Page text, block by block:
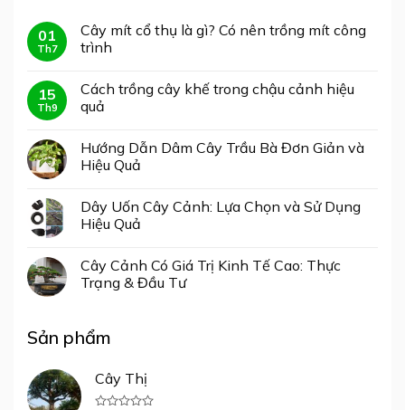
01
Th7
Cây mít cổ thụ là gì? Có nên trồng mít công
trình
15
Th9
Cách trồng cây khế trong chậu cảnh hiệu
quả
Hướng Dẫn Dâm Cây Trầu Bà Đơn Giản và
Hiệu Quả
Dây Uốn Cây Cảnh: Lựa Chọn và Sử Dụng
Hiệu Quả
Cây Cảnh Có Giá Trị Kinh Tế Cao: Thực
Trạng & Đầu Tư
Sản phẩm
Cây Thị